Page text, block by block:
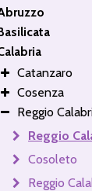
Catanzaro
Cosenza
Reggio
Reggio
Cosoleto
Reggio